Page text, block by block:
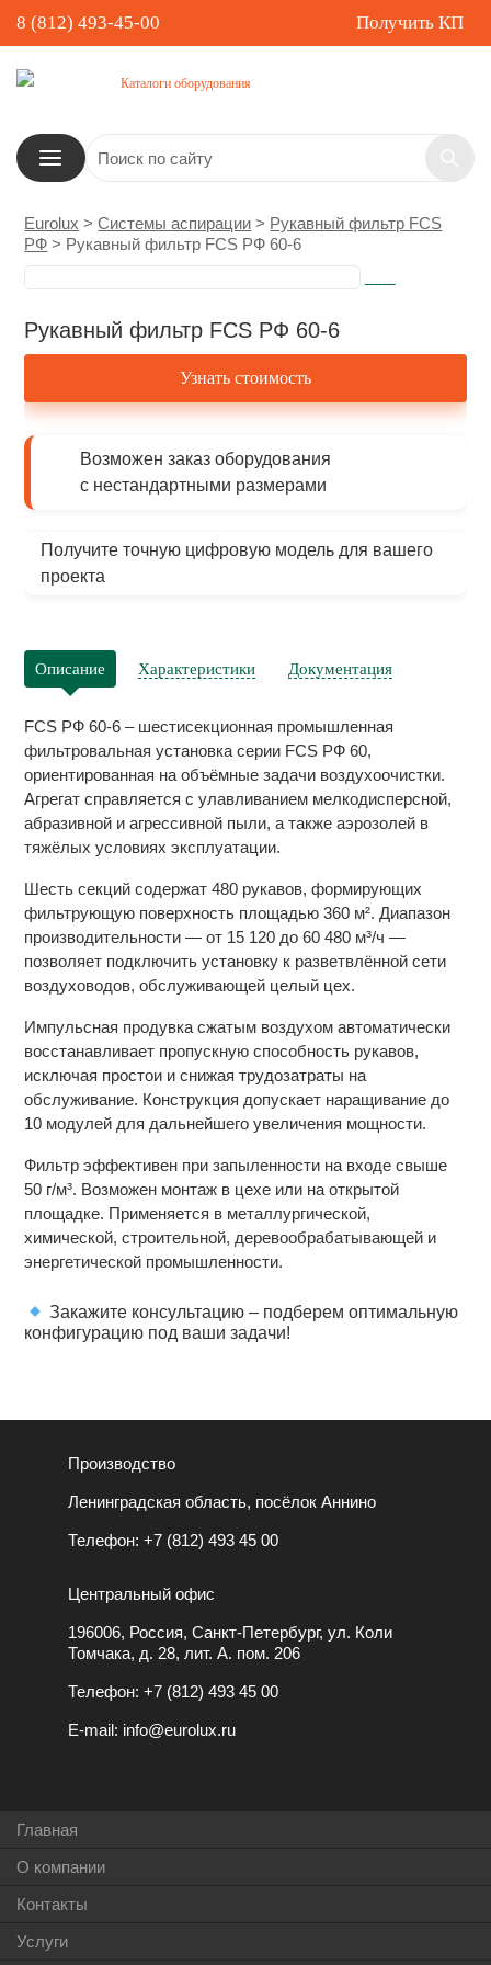
8 (812) 493-45-00 Получить КП
Каталоги оборудования
Eurolux >Системы аспирации > Рукавный фильтр FCS
РФ > Рукавный фильтр FCS РФ 60-6
Рукавный фильтр FCS РФ 60-6
Узнать стоимость
Возможен заказ оборудования
с нестандартными размерами
Получите точную цифровую модель для вашего
проекта
Описание Характеристики Документация
FCS РФ 60-6 – шестисекционная промышленная
фильтровальная установка серии FCS РФ 60,
ориентированная на объёмные задачи воздухоочистки.
Агрегат справляется с улавливанием мелкодисперсной,
абразивной и агрессивной пыли, а также аэрозолей в
тяжёлых условиях эксплуатации.
Шесть секций содержат 480 рукавов, формирующих
фильтрующую поверхность площадью 360 м². Диапазон
производительности — от 15 120 до 60 480 м³/ч —
позволяет подключить установку к разветвлённой сети
воздуховодов, обслуживающей целый цех.
Импульсная продувка сжатым воздухом автоматически
восстанавливает пропускную способность рукавов,
исключая простои и снижая трудозатраты на
обслуживание. Конструкция допускает наращивание до
10 модулей для дальнейшего увеличения мощности.
Фильтр эффективен при запыленности на входе свыше
50 г/м³. Возможен монтаж в цехе или на открытой
площадке. Применяется в металлургической,
химической, строительной, деревообрабатывающей и
энергетической промышленности.
Закажите консультацию – подберем оптимальную
конфигурацию под ваши задачи!
Производство
Ленинградская область, посёлок Аннино
Телефон: +7 (812) 493 45 00
Центральный офис
196006, Россия, Санкт-Петербург, ул. Коли
Томчака, д. 28, лит. А. пом. 206
Телефон: +7 (812) 493 45 00
E-mail: info@eurolux.ru
Главная
О компании
Контакты
Услуги